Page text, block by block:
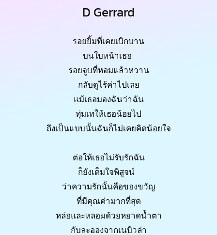
D Gerrard
รอยยิ้มที่เคยเบิกบาน
บนใบหน้าเธอ
รอยจูบที่หอมแล้วหวาน
กลับดูไร้ค่าไปเลย
แม้เธอมองฉันว่าฉัน
ทุ่มเทให้เธอน้อยไป
ถึงเป็นแบบนั้นฉันก็ไม่เคยคิดน้อยใจ
ต่อให้เธอไม่รับรักฉัน
ก็ยังเต็มใจพิสูจน์
ว่าความรักนั้นคือของขวัญ
ที่มีคุณค่ามากที่สุด
หล่อและหลอมด้วยหยาดน้ำตา
กับละอองจากเนบิวล่า